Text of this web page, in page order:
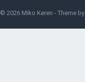
© 2026 Miko Keren - Theme by